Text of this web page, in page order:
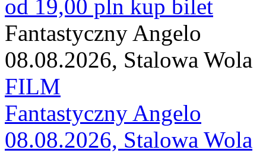
od 19,00 pln kup bilet
Fantastyczny Angelo
08.08.2026, Stalowa Wola
FILM
Fantastyczny Angelo
08.08.2026, Stalowa Wola